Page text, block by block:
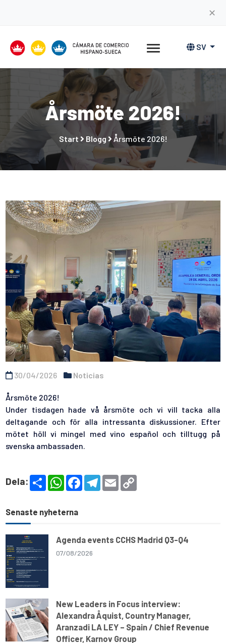
✕
SV
Årsmöte 2026!
Start Blogg Årsmöte 2026!
30/04/2026 Noticias
Årsmöte 2026!
Under tisdagen hade vå årsmöte och vi vill tacka alla
deltagande och för alla intressanta diskussioner. Efter
mötet höll vi mingel med vino español och tilltugg på
svenska ambassaden.
Dela:
S
h
e
W
h
s
F
T
e
m
E
m
k
Senaste nyheterna
Agenda events CCHS Madrid Q3-Q4
07/08/2026
New Leaders in Focus interview:
Alexandra Åquist, Country Manager,
Aranzadi LA LEY – Spain / Chief Revenue
Officer, Karnov Group